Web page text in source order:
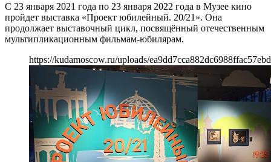
С 23 января 2021 года по 23 января 2022 года в Музее кино
пройдет выставка «Проект юбилейный. 20/21». Она
продолжает выставочный цикл, посвящённый отечественным
мультипликационным фильмам-юбилярам.
https://kudamoscow.ru/uploads/